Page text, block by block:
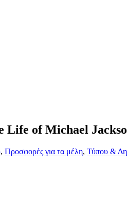
Life of Michael
, Προσφορές για τα μέλη, Τύπου &